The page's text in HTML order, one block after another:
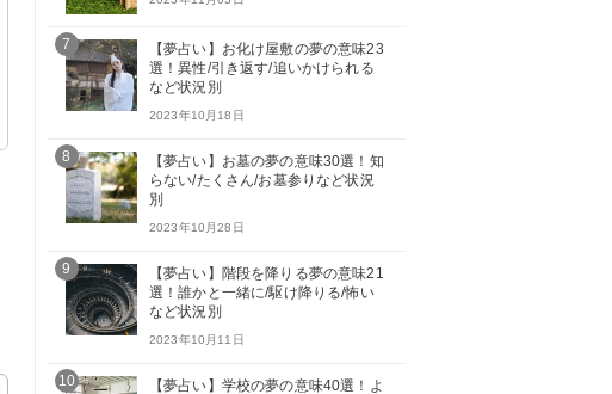
7
【夢占い】お化け屋敷の夢の意味23
選！異性/引き返す/追いかけられる
など状況別
2023年10月18日
8
【夢占い】お墓の夢の意味30選！知
らない/たくさん/お墓参りなど状況
別
2023年10月28日
9
【夢占い】階段を降りる夢の意味21
選！誰かと一緒に/駆け降りる/怖い
など状況別
2023年10月11日
10
【夢占い】学校の夢の意味40選！よ